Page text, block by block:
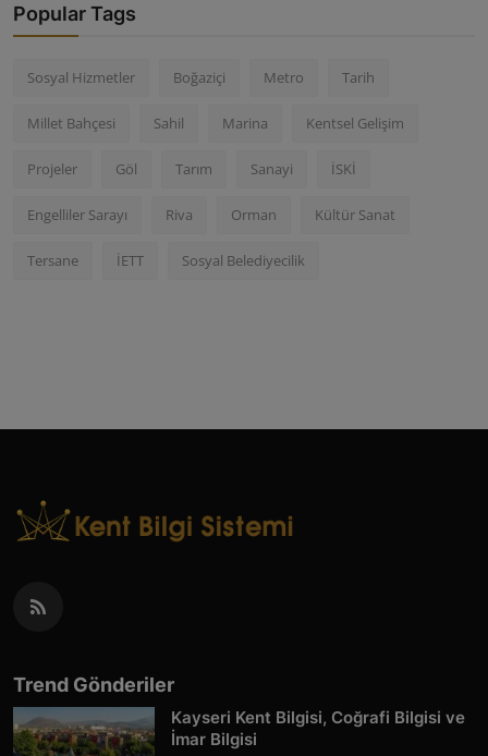
Popular Tags
Sosyal Hizmetler Boğaziçi Metro Tarih
Millet Bahçesi Sahil Marina Kentsel Gelişim
Projeler Göl Tarım Sanayi İSKİ
Engelliler Sarayı Riva Orman Kültür Sanat
Tersane İETT Sosyal Belediyecilik
Trend Gönderiler
Kayseri Kent Bilgisi, Coğrafi Bilgisi ve
İmar Bilgisi